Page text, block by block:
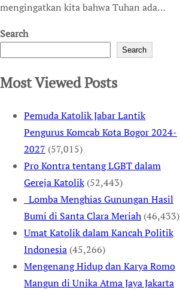
mengingatkan kita bahwa Tuhan ada…
Search
Search
Most Viewed Posts
Pemuda Katolik Jabar Lantik
Pengurus Komcab Kota Bogor 2024-
2027 (57,015)
Pro Kontra tentang LGBT dalam
Gereja Katolik (52,443)
Lomba Menghias Gunungan Hasil
Bumi di Santa Clara Meriah (46,433)
Umat Katolik dalam Kancah Politik
Indonesia (45,266)
Mengenang Hidup dan Karya Romo
Mangun di Unika Atma Jaya Jakarta